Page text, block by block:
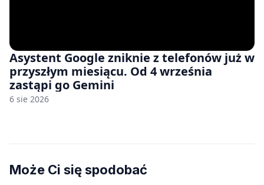
Asystent Google zniknie z telefonów już w
przyszłym miesiącu. Od 4 września
zastąpi go Gemini
6 sie 2026
Może Ci się spodobać